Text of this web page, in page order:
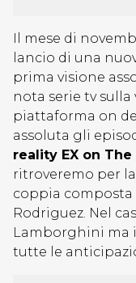
Il mese di
lancio di una
prima visione
nota serie tv sulla
piattaforma on
assoluta gli
reality EX on
ritroveremo per
coppia composta
Rodriguez. Nel
Lamborghini ma
tutte le